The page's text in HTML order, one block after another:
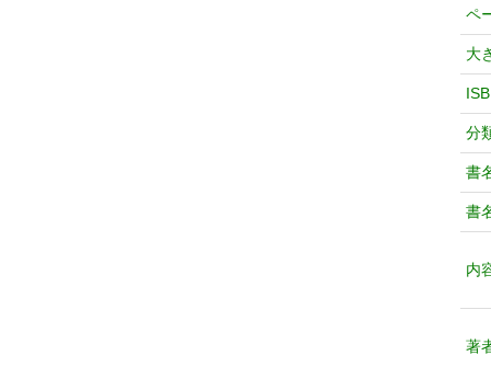
ペ
大
分
書
書
内
著